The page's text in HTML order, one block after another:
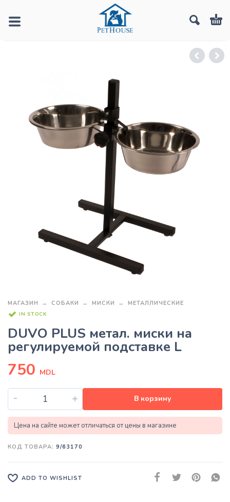
МАГАЗИН СОБАКИ МИСКИ МЕТАЛЛИЧЕСКИЕ
IN STOCK
DUVO PLUS метал. миски на
регулируемой подставке L
750 MDL
- + В корзину
Цена на сайте может отличаться от цены в магазине
КОД ТОВАРА: 9/63170
ADD TO WISHLIST